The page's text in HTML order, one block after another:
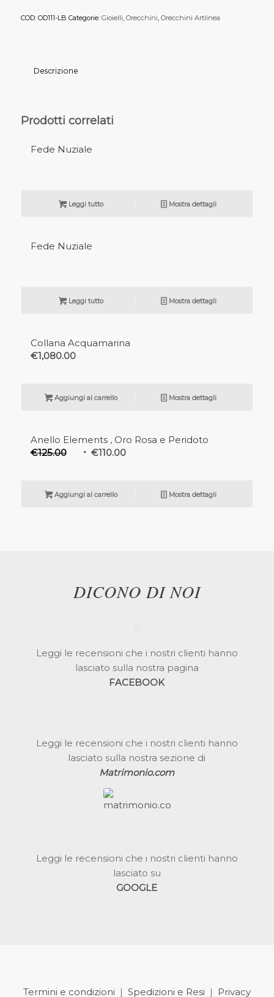
COD: OD111-LB Categorie: Gioielli, Orecchini, Orecchini Artlinea
Descrizione
Prodotti correlati
Fede Nuziale
Leggi tutto Mostra dettagli
Fede Nuziale
Leggi tutto Mostra dettagli
Collana Acquamarina
€1,080.00
Aggiungi al carrello Mostra dettagli
Anello Elements , Oro Rosa e Peridoto
€125.00 €110.00
Aggiungi al carrello Mostra dettagli
DICONO DI NOI
Leggi le recensioni che i nostri clienti hanno
lasciato sulla nostra pagina
FACEBOOK
Leggi le recensioni che i nostri clienti hanno
lasciato sulla nostra sezione di
Matrimonio.com
Leggi le recensioni che i nostri clienti hanno
lasciato su
GOOGLE
Termini e condizioni | Spedizioni e Resi | Privacy